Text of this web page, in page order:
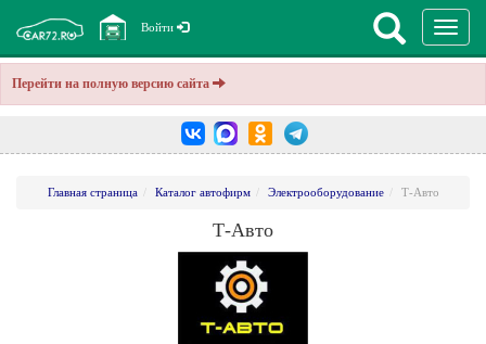
Перейти на полную версию сайта
Войти
Главная страница Каталог автофирм Электрооборудование Т-Авто
Т-Авто